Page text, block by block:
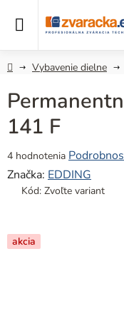
DomovVybavenie dielne
141 F
Priemerné
hodnotenie
produktu
z
5
4 hodnotenia
Značka: EDDING
Kód: Zvoľte variant
akcia